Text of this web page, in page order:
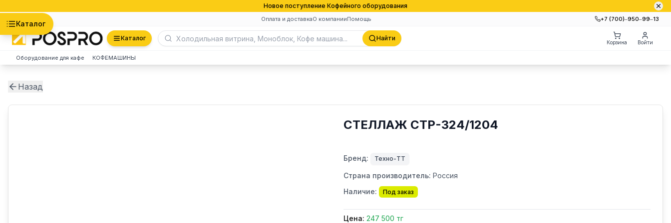
Новое поступление Кофейного оборудования
Оплата и доставкаО компанииПомощь +7 (700)‒950‒99‒13
Каталог
Каталог Найти
Корзина Войти
Оборудование для кафе КОФЕМАШИНЫ
Назад
СТЕЛЛАЖ СТР-324/1204
Бренд: Техно-ТТ
Страна производитель: Россия
Наличие:
Под заказ
Цена: 247 500 тг